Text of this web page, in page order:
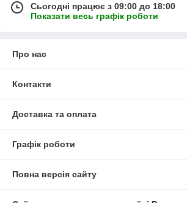
Сьогодні працює з 09:00 до 18:00
Показати весь графік роботи
Про нас
Контакти
Доставка та оплата
Графік роботи
Повна версія сайту